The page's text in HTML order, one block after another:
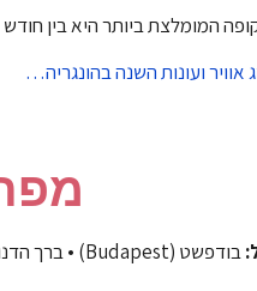
המומלצת ביותר היא בין
ועונות השנה בהונגריה…